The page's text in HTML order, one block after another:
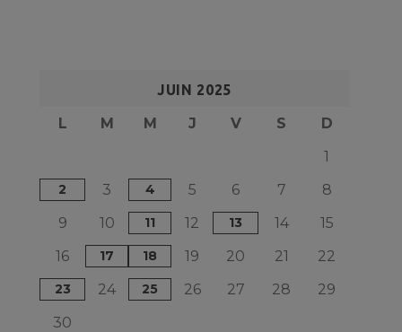
JUIN 2025
L M M J V S
D
1
2 3 4 5 6 7
8
9
10 11 12 13 14
15
16
17 18 19 20 21 22
23 24 25 26 27 28
29
30